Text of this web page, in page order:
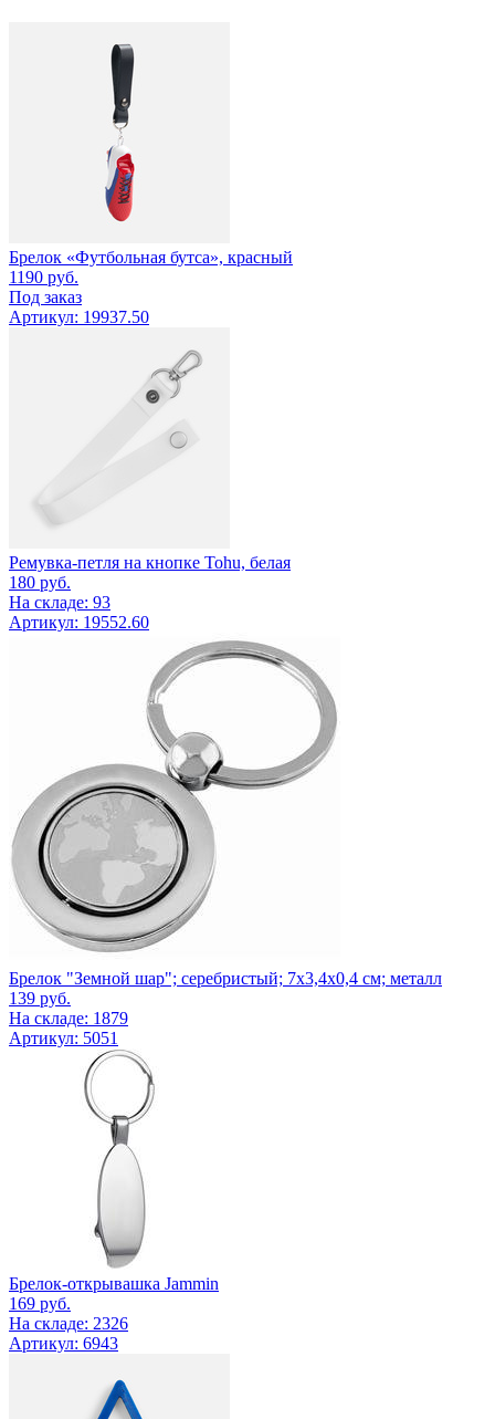
Брелок «Футбольная бутса», красный
1190 руб.
Под заказ
Артикул: 19937.50
Ремувка-петля на кнопке Tohu, белая
180 руб.
На складе: 93
Артикул: 19552.60
Брелок "Земной шар"; серебристый; 7х3,4х0,4 см; металл
139 руб.
На складе: 1879
Артикул: 5051
Брелок-открывашка Jammin
169 руб.
На складе: 2326
Артикул: 6943